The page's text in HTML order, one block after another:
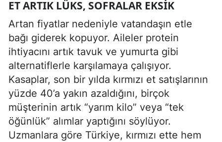
ET ARTIK LÜKS, SOFRALAR EKSIK
Artan fiyatlar nedeniyle vatandaşın etle
bağı giderek kopuyor. Aileler protein
ihtiyacını artık tavuk ve yumurta gibi
alternatiflerle karşılamaya çalışıyor.
Kasaplar, son bir yılda kırmızı et satışlarının
yüzde 40’a yakın azaldığını, birçok
müşterinin artık “yarım kilo” veya “tek
öğünlük” alımlar yaptığını söylüyor.
Uzmanlara göre Türkiye, kırmızı ette hem